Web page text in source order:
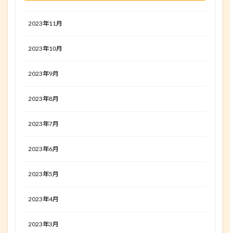
2023年11月
2023年10月
2023年9月
2023年8月
2023年7月
2023年6月
2023年5月
2023年4月
2023年3月